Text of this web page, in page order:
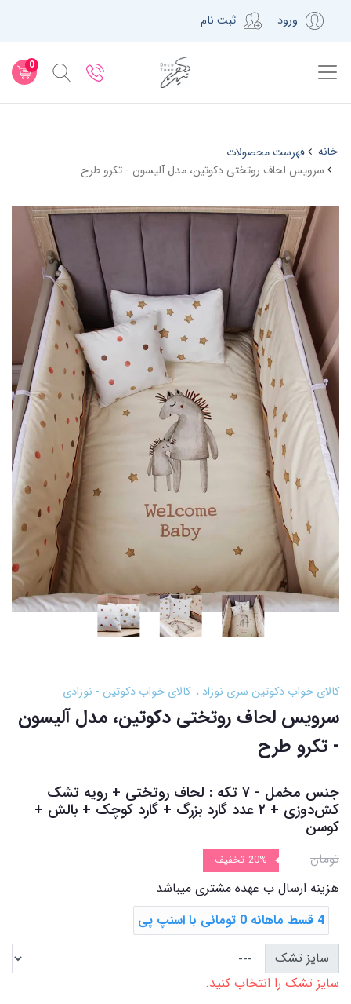
ورود ثبت نام
0
خانه
فهرست محصولات
سرویس لحاف روتختی دکوتین، مدل آلیسون - تکرو طرح
کالای خواب دکوتین سری نوزاد کالای خواب دکوتین - نوزادی
سرویس لحاف روتختی دکوتین، مدل آلیسون
- تکرو طرح
جنس مخمل - ۷ تکه : لحاف روتختی + رویه تشک
‌کش‌دوزی + ۲ عدد گارد بزرگ + گارد کوچک + بالش +
کوسن
تومان 20% تخفیف
هزینه ارسال ب عهده مشتری میباشد
4 قسط ماهانه 0 تومانی با اسنپ ‌پی
سایز تشک
سایز تشک را انتخاب کنید.